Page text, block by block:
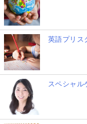
英語プリス
スペシャル